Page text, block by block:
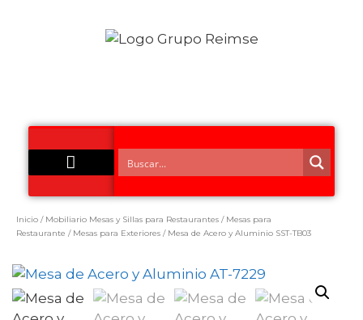
Inicio / Mobiliario Mesas y Sillas para Restaurantes / Mesas para
Restaurante / Mesas para Exteriores / Mesa de Acero y Aluminio SST-TB03